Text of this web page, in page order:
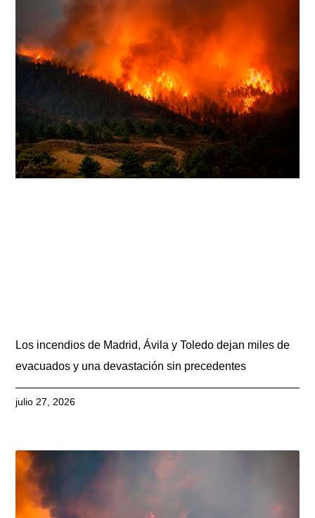
Los incendios de Madrid, Ávila y Toledo dejan miles de
evacuados y una devastación sin precedentes
julio 27, 2026